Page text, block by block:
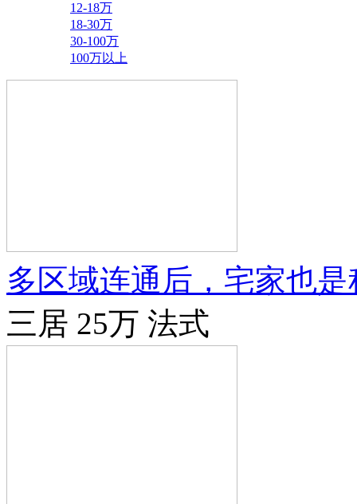
12-18万
18-30万
30-100万
100万以上
多区域连通后，宅家也
三居 25万 法式